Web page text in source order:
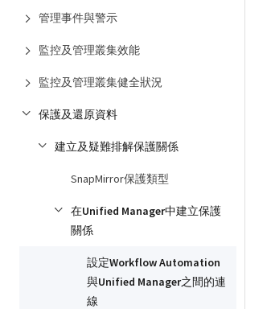
管理事件與警示
監控及管理叢集效能
監控及管理叢集健全狀況
保護及還原資料
建立及疑難排解保護關係
SnapMirror保護類型
在Unified Manager中建立保護
關係
設定Workflow Automation
與Unified Manager之間的連
線